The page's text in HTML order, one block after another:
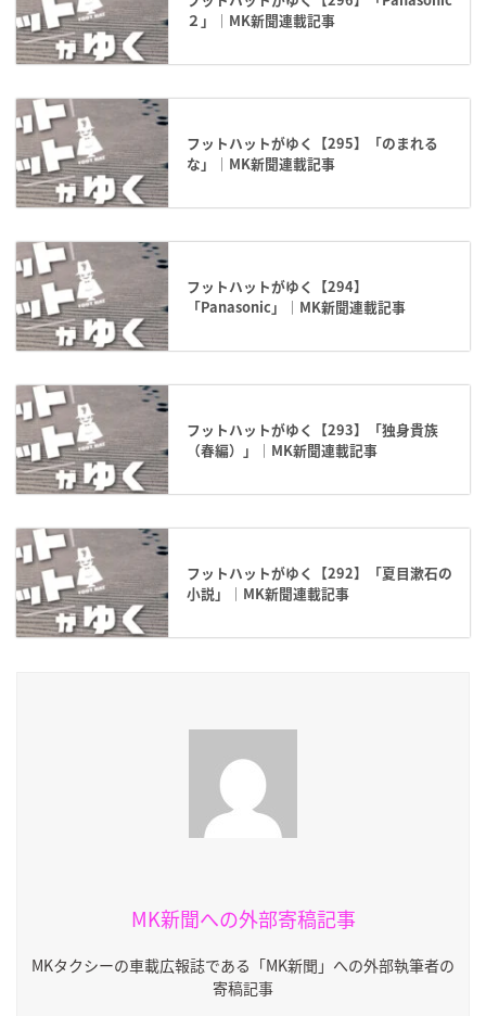
２」｜MK新聞連載記事
フットハットがゆく【295】「のまれる
な」｜MK新聞連載記事
フットハットがゆく【294】
「Panasonic」｜MK新聞連載記事
フットハットがゆく【293】「独身貴族
（春編）」｜MK新聞連載記事
フットハットがゆく【292】「夏目漱石の
小説」｜MK新聞連載記事
MK新聞への外部寄稿記事
MKタクシーの車載広報誌である「MK新聞」への外部執筆者の
寄稿記事